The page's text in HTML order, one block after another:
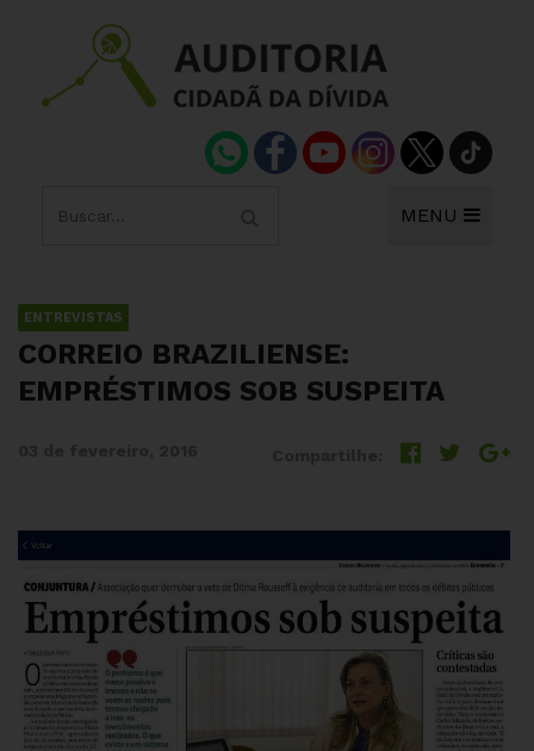
MENU
ENTREVISTAS
CORREIO BRAZILIENSE:
EMPRÉSTIMOS SOB SUSPEITA